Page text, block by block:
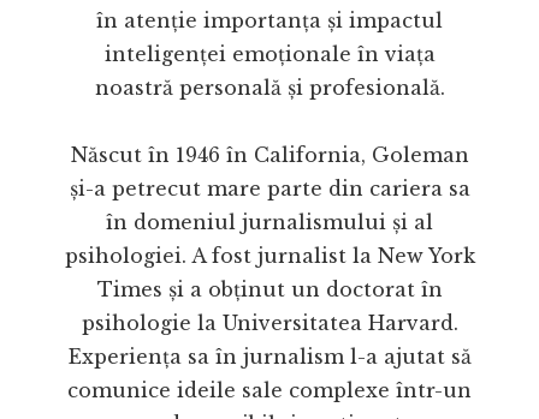
în atenție importanța și impactul
inteligenței emoționale în viața
noastră personală și profesională.
Născut în 1946 în California, Goleman
și-a petrecut mare parte din cariera sa
în domeniul jurnalismului și al
psihologiei. A fost jurnalist la New York
Times și a obținut un doctorat în
psihologie la Universitatea Harvard.
Experiența sa în jurnalism l-a ajutat să
comunice ideile sale complexe într-un